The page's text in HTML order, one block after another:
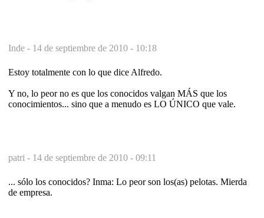
Inde - 14 de septiembre de 2010 - 10:18
Estoy totalmente con lo que dice Alfredo.
Y no, lo peor no es que los conocidos valgan MÁS que los
conocimientos... sino que a menudo es LO ÚNICO que vale.
patri - 14 de septiembre de 2010 - 09:11
... sólo los conocidos? Inma: Lo peor son los(as) pelotas. Mierda
de empresa.